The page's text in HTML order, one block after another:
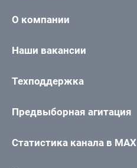
О компании
Наши вакансии
Техподдержка
Предвыборная агитация
Статистика канала в MAX